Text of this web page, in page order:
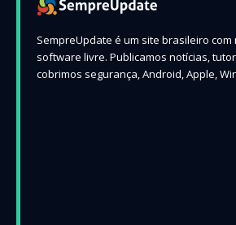
SempreUpdate é um site brasileiro
software livre. Publicamos notícias,
cobrimos segurança, Android, Apple,